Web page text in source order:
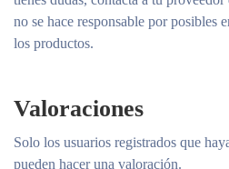
Marca recomendada por
Manteca de karité natural
proteger la piel del bebé.
no se hace responsable por posibles
los productos.
Valoraciones
Solo los usuarios registrados que
pueden hacer una valoración.